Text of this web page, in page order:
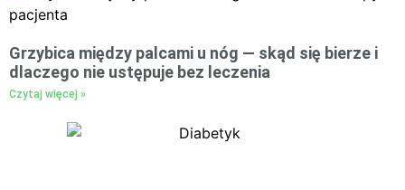
Grzybica między palcami u nóg — skąd się bierze i
dlaczego nie ustępuje bez leczenia
Czytaj więcej »